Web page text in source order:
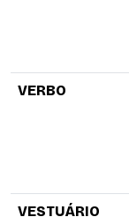
VERBO
VESTUÁRIO